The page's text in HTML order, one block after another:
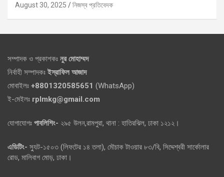
August 30, 2025 নিজস্ব প্রতিবেদক
সম্পাদক ও প্রকাশকঃ নুর মোহাম্মদ
নির্বাহী সম্পাদকঃ ইস্রাফিল আজাদ
মোবাইলঃ +8801320585651 (WhatsApp)
ই-মেইলঃ rplmkg@gmail.com
যোগাযোগঃ পাবলিশিং- ২৯৫ উলন,রামপুরা, থানা : হাতিরঝিল, ঢাকা ১২১২।
এডিটিং- স্যুট-১৫০৩ (লিফটের ১৪ তলা), মৌচাক টাওয়ার ৮৩/বি, সিদ্দেশ্বরী সার্কোলার
রোড, মালিবাগ মোড়, ঢাকা।